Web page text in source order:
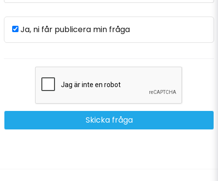
Ja, ni får publicera min fråga
Skicka fråga